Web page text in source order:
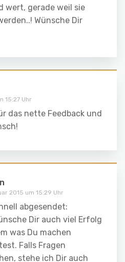
wert, gerade weil sie
Wünsche Dir
15:27 Uhr
das nette Feedback und
2015 um 15:29 Uhr
abgesendet:
Dir auch viel Erfolg
was Du machen
Falls Fragen
stehe ich Dir auch